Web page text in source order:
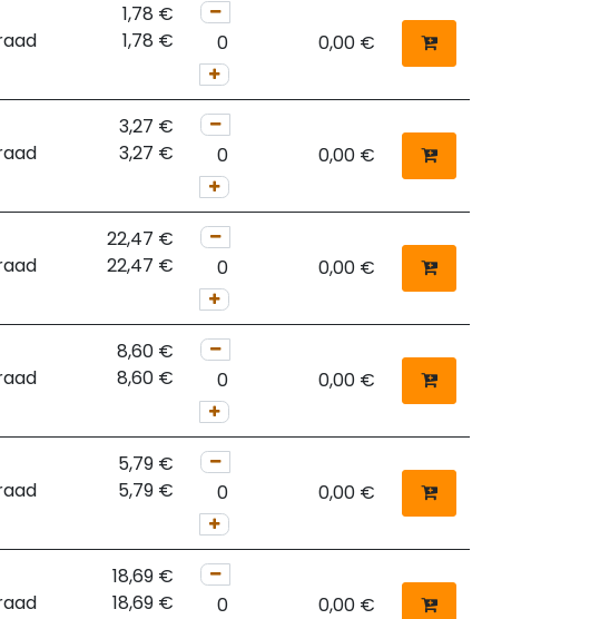
1,78 €
1,78 € 0,00 €
3,27 €
3,27 € 0,00 €
22,47 €
22,47 € 0,00 €
8,60 €
8,60 € 0,00 €
5,79 €
5,79 € 0,00 €
18,69 €
18,69 € 0,00 €